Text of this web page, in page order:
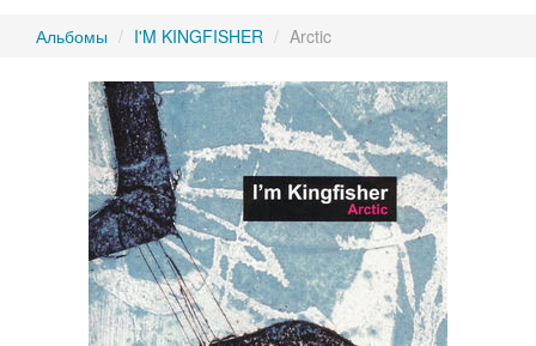
Альбомы I'M KINGFISHER Arctic